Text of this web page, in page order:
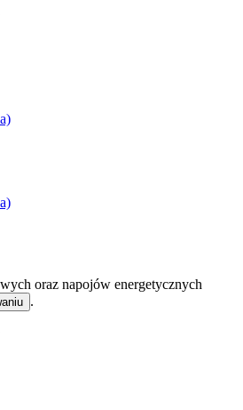
oraz napojów energetycznych
.